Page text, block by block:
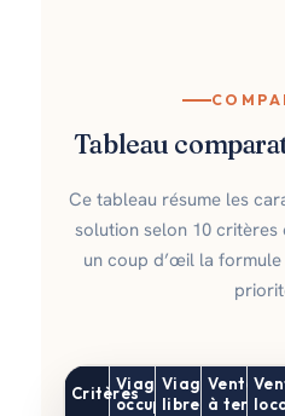
Tableau
Ce tableau résume les
solution selon 10 critères
un coup d’œil la
CritèresViager
occupé
Viager
libre
Vente
à terme